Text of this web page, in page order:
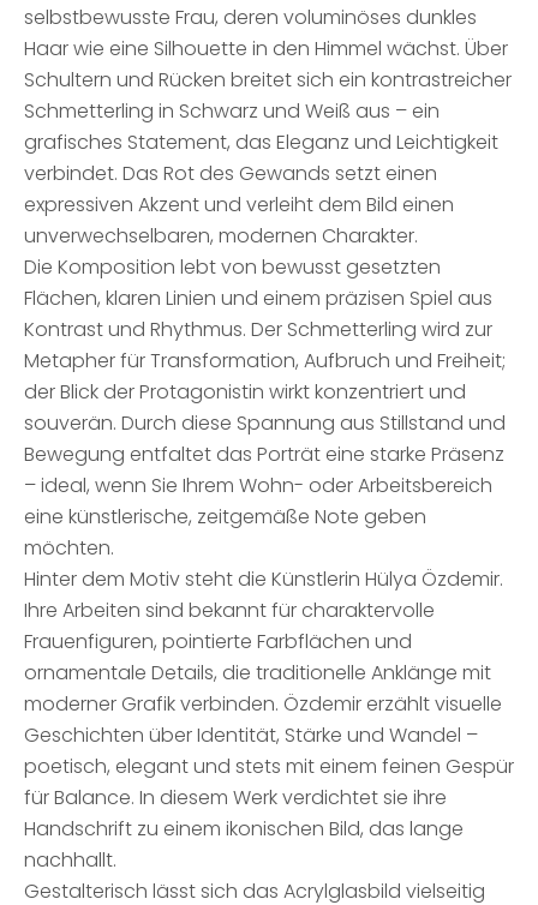
selbstbewusste Frau, deren voluminöses dunkles
Haar wie eine Silhouette in den Himmel wächst. Über
Schultern und Rücken breitet sich ein kontrastreicher
Schmetterling in Schwarz und Weiß aus – ein
grafisches Statement, das Eleganz und Leichtigkeit
verbindet. Das Rot des Gewands setzt einen
expressiven Akzent und verleiht dem Bild einen
unverwechselbaren, modernen Charakter.
Die Komposition lebt von bewusst gesetzten
Flächen, klaren Linien und einem präzisen Spiel aus
Kontrast und Rhythmus. Der Schmetterling wird zur
Metapher für Transformation, Aufbruch und Freiheit;
der Blick der Protagonistin wirkt konzentriert und
souverän. Durch diese Spannung aus Stillstand und
Bewegung entfaltet das Porträt eine starke Präsenz
– ideal, wenn Sie Ihrem Wohn- oder Arbeitsbereich
eine künstlerische, zeitgemäße Note geben
möchten.
Hinter dem Motiv steht die Künstlerin Hülya Özdemir.
Ihre Arbeiten sind bekannt für charaktervolle
Frauenfiguren, pointierte Farbflächen und
ornamentale Details, die traditionelle Anklänge mit
moderner Grafik verbinden. Özdemir erzählt visuelle
Geschichten über Identität, Stärke und Wandel –
poetisch, elegant und stets mit einem feinen Gespür
für Balance. In diesem Werk verdichtet sie ihre
Handschrift zu einem ikonischen Bild, das lange
nachhallt.
Gestalterisch lässt sich das Acrylglasbild vielseitig